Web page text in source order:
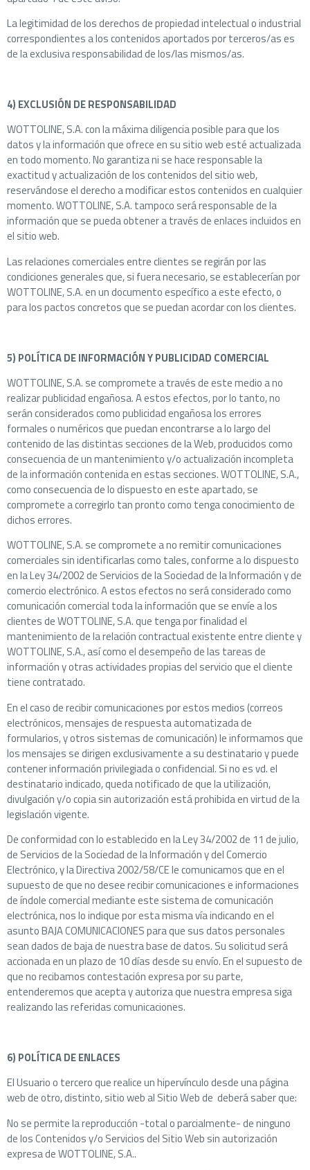
La legitimidad de los derechos de propiedad intelectual o industrial
correspondientes a los contenidos aportados por terceros/as es
de la exclusiva responsabilidad de los/las mismos/as.
4) EXCLUSIÓN DE RESPONSABILIDAD
WOTTOLINE, S.A. con la máxima diligencia posible para que los
datos y la información que ofrece en su sitio web esté actualizada
en todo momento. No garantiza ni se hace responsable la
exactitud y actualización de los contenidos del sitio web,
reservándose el derecho a modificar estos contenidos en cualquier
momento. WOTTOLINE, S.A. tampoco será responsable de la
información que se pueda obtener a través de enlaces incluidos en
el sitio web.
Las relaciones comerciales entre clientes se regirán por las
condiciones generales que, si fuera necesario, se establecerían por
WOTTOLINE, S.A. en un documento específico a este efecto, o
para los pactos concretos que se puedan acordar con los clientes.
5) POLÍTICA DE INFORMACIÓN Y PUBLICIDAD COMERCIAL
WOTTOLINE, S.A. se compromete a través de este medio a no
realizar publicidad engañosa. A estos efectos, por lo tanto, no
serán considerados como publicidad engañosa los errores
formales o numéricos que puedan encontrarse a lo largo del
contenido de las distintas secciones de la Web, producidos como
consecuencia de un mantenimiento y/o actualización incompleta
de la información contenida en estas secciones. WOTTOLINE, S.A.,
como consecuencia de lo dispuesto en este apartado, se
compromete a corregirlo tan pronto como tenga conocimiento de
dichos errores.
WOTTOLINE, S.A. se compromete a no remitir comunicaciones
comerciales sin identificarlas como tales, conforme a lo dispuesto
en la Ley 34/2002 de Servicios de la Sociedad de la Información y de
comercio electrónico. A estos efectos no será considerado como
comunicación comercial toda la información que se envíe a los
clientes de WOTTOLINE, S.A. que tenga por finalidad el
mantenimiento de la relación contractual existente entre cliente y
WOTTOLINE, S.A., así como el desempeño de las tareas de
información y otras actividades propias del servicio que el cliente
tiene contratado.
En el caso de recibir comunicaciones por estos medios (correos
electrónicos, mensajes de respuesta automatizada de
formularios, y otros sistemas de comunicación) le informamos que
los mensajes se dirigen exclusivamente a su destinatario y puede
contener información privilegiada o confidencial. Si no es vd. el
destinatario indicado, queda notificado de que la utilización,
divulgación y/o copia sin autorización está prohibida en virtud de la
legislación vigente.
De conformidad con lo establecido en la Ley 34/2002 de 11 de julio,
de Servicios de la Sociedad de la Información y del Comercio
Electrónico, y la Directiva 2002/58/CE le comunicamos que en el
supuesto de que no desee recibir comunicaciones e informaciones
de índole comercial mediante este sistema de comunicación
electrónica, nos lo indique por esta misma vía indicando en el
asunto BAJA COMUNICACIONES para que sus datos personales
sean dados de baja de nuestra base de datos. Su solicitud será
accionada en un plazo de 10 días desde su envío. En el supuesto de
que no recibamos contestación expresa por su parte,
entenderemos que acepta y autoriza que nuestra empresa siga
realizando las referidas comunicaciones.
6) POLÍTICA DE ENLACES
El Usuario o tercero que realice un hipervínculo desde una página
web de otro, distinto, sitio web al Sitio Web de deberá saber que:
No se permite la reproducción -total o parcialmente- de ninguno
de los Contenidos y/o Servicios del Sitio Web sin autorización
expresa de WOTTOLINE, S.A..